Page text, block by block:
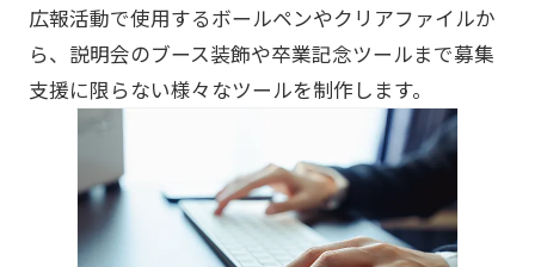
広報活動で使用するボールペンやクリアファイルか
ら、説明会のブース装飾や卒業記念ツールまで募集
支援に限らない様々なツールを制作します。